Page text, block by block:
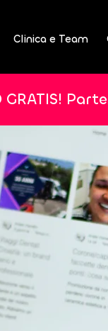
Clinica e Team
GRATIS!